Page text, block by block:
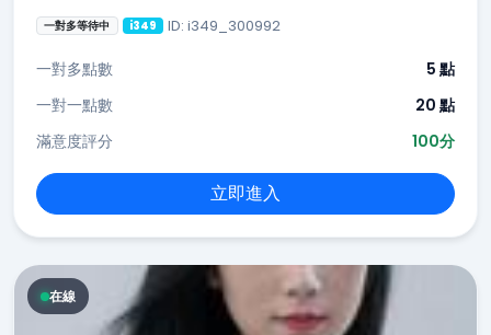
一對多等待中 i349 ID: i349_300992
一對多點數
5 點
一對一點數
20 點
滿意度評分
100分
立即進入
在線